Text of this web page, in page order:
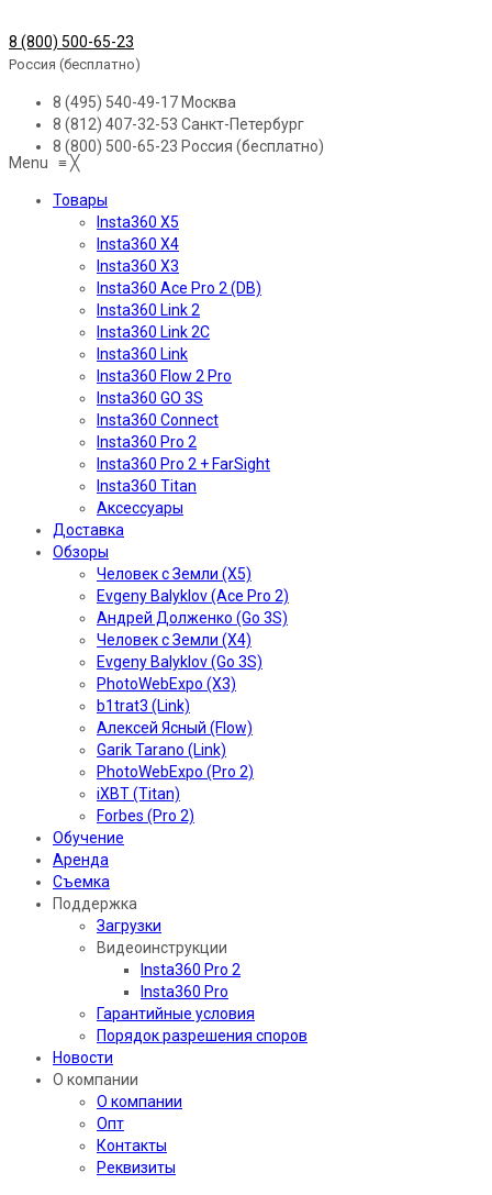
8 (800) 500-65-23
Россия (бесплатно)
8 (495) 540-49-17 Москва
8 (812) 407-32-53 Санкт-Петербург
8 (800) 500-65-23 Россия (бесплатно)
Menu ≡╳
Товары
Insta360 X5
Insta360 X4
Insta360 X3
Insta360 Ace Pro 2 (DB)
Insta360 Link 2
Insta360 Link 2C
Insta360 Link
Insta360 Flow 2 Pro
Insta360 GO 3S
Insta360 Connect
Insta360 Pro 2
Insta360 Pro 2 + FarSight
Insta360 Titan
Аксессуары
Доставка
Обзоры
Человек с Земли (X5)
Evgeny Balyklov (Ace Pro 2)
Андрей Долженко (Go 3S)
Человек с Земли (X4)
Evgeny Balyklov (Go 3S)
PhotoWebExpo (X3)
b1trat3 (Link)
Алексей Ясный (Flow)
Garik Tarano (Link)
PhotoWebExpo (Pro 2)
iXBT (Titan)
Forbes (Pro 2)
Обучение
Аренда
Съемка
Поддержка
Загрузки
Видеоинструкции
Insta360 Pro 2
Insta360 Pro
Гарантийные условия
Порядок разрешения споров
Новости
О компании
О компании
Опт
Контакты
Реквизиты